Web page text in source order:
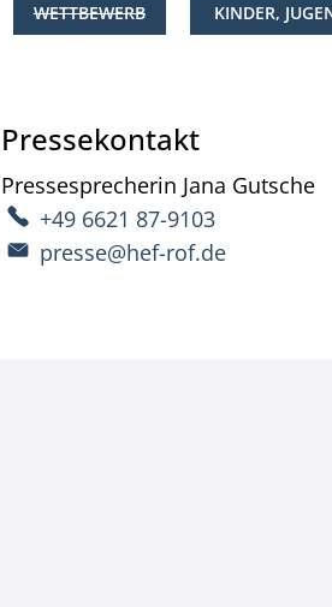
WETTBEWERB KINDER,
Pressekontakt
Pressesprecherin Jana Gutsche
+49 6621 87-9103
presse@hef-rof.de